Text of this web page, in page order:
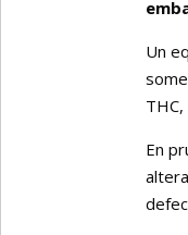
Un
En